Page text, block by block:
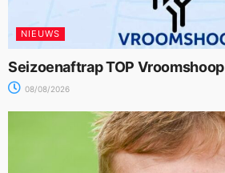
NIEUWS
Seizoenaftrap TOP Vroomshoop
08/08/2026